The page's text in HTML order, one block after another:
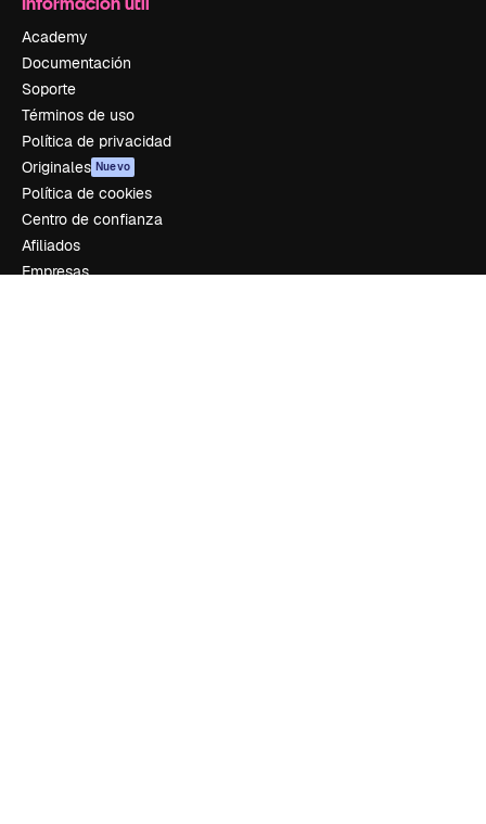
Academy
Documentación
Soporte
Términos de uso
Política de privacidad
Originales Nuevo
Política de cookies
Centro de confianza
Afiliados
Empresas